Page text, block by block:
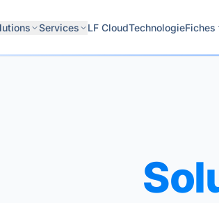
Services LF CloudTechnologieFiches